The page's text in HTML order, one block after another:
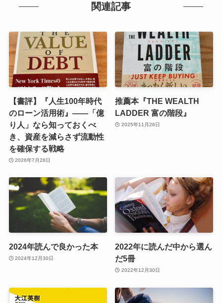
関連記事
【書評】『人生100年時代
のローン活用術』――「億
り人」なら知っておくべ
き、資産を減らさず流動性
を確保する戦略
2026年7月28日
推薦本『THE WEALTH
LADDER 富の階段』
2025年11月26日
2024年読んで良かった本
2024年12月30日
2022年に読んだ中から選ん
だ5冊
2022年12月30日